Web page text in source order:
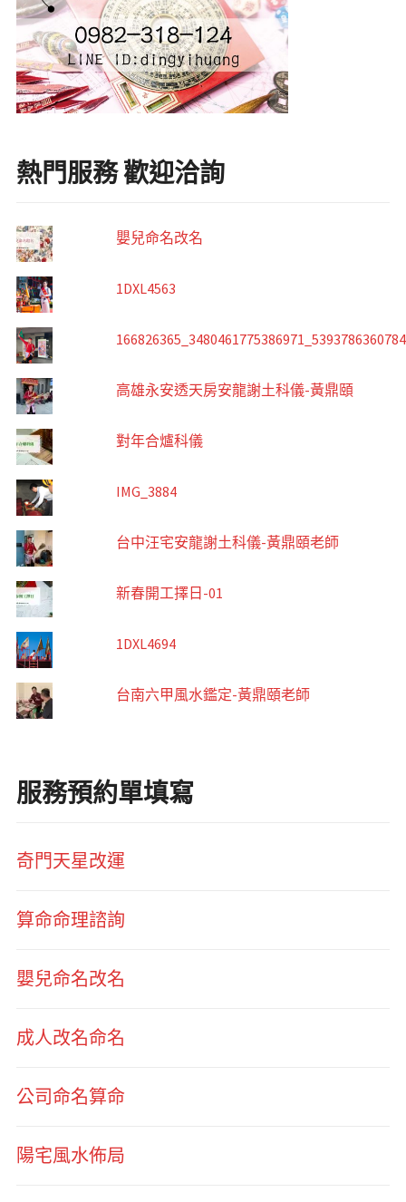
熱門服務 歡迎洽詢
嬰兒命名改名
1DXL4563
高雄永安透天房安龍謝土科儀-黃鼎頤
對年合爐科儀
IMG_3884
台中汪宅安龍謝土科儀-黃鼎頤老師
新春開工擇日-01
1DXL4694
台南六甲風水鑑定-黃鼎頤老師
服務預約單填寫
奇門天星改運
算命命理諮詢
嬰兒命名改名
成人改名命名
公司命名算命
陽宅風水佈局